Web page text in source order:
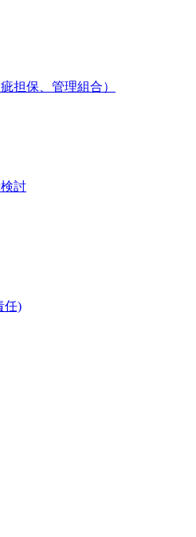
担保、管理組合）
討
任)